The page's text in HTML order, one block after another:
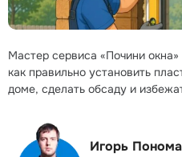
Мастер сервиса «Почини
как правильно установить
доме, сделать обсаду и
Игорь